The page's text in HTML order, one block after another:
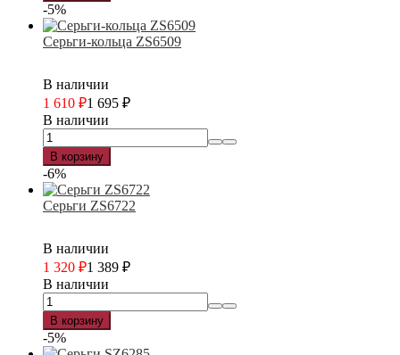
-5%
Серьги-кольца ZS6509
В наличии
1 610 ₽1 695 ₽
В наличии
В корзину
-6%
Серьги ZS6722
В наличии
1 320 ₽1 389 ₽
В наличии
В корзину
-5%